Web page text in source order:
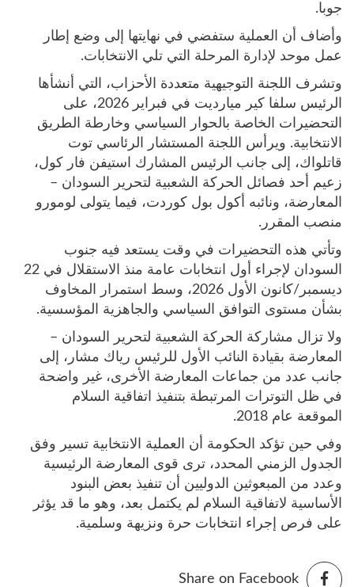
جوبا.
وأضاف أن العملية ستفضي في نهايتها إلى وضع إطار
عمل موحد لإدارة المرحلة التي تلي الانتخابات.
وتشرف اللجنة التوجيهية متعددة الأحزاب، التي أنشأها
الرئيس سلفا كير ميارديت في فبراير 2026، على
التحضيرات الخاصة بالحوار السياسي وخارطة الطريق
الانتخابية. ويرأس اللجنة المستشار الرئاسي توت
قاتلواك، إلى جانب الرئيس المشارك استيفن فار كول،
زعيم أحد فصائل الحركة الشعبية لتحرير السودان –
المعارضة، ونائبه أكول بول كوردت، فيما يتولى لومورو
منصب المقرر.
وتأتي هذه التحضيرات في وقت يستعد فيه جنوب
السودان لإجراء أول انتخابات عامة منذ الاستقلال في 22
ديسمبر/كانون الأول 2026، وسط استمرار المخاوف
بشأن مستوى التوافق السياسي والجاهزية المؤسسية.
ولا تزال مشاركة الحركة الشعبية لتحرير السودان –
المعارضة بقيادة النائب الأول للرئيس رياك مشار، إلى
جانب عدد من جماعات المعارضة الأخرى، غير واضحة
في ظل التوترات المرتبطة بتنفيذ اتفاقية السلام
الموقعة عام 2018.
وفي حين تؤكد الحكومة أن العملية الانتخابية تسير وفق
الجدول الزمني المحدد، ترى قوى المعارضة الرئيسية
وعدد من المبعوثين الدوليين أن تنفيذ بعض البنود
الأساسية لاتفاقية السلام لم يكتمل بعد، وهو ما قد يؤثر
على فرص إجراء انتخابات حرة ونزيهة وسلمية.
Share on Facebook